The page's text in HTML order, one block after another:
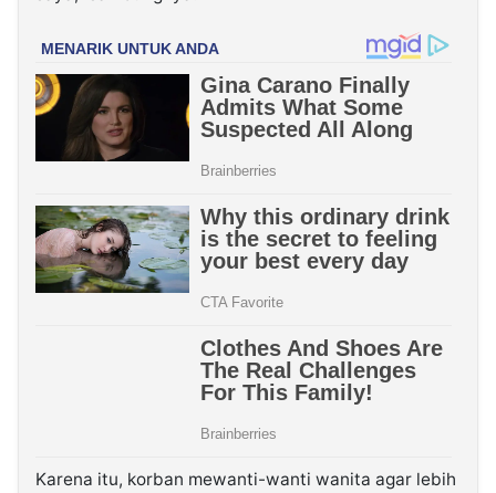
Karena itu, korban mewanti-wanti wanita agar lebih